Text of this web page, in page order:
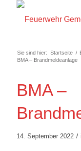
Sie sind hier: Startseite /
BMA – Brandmeldeanlage
BMA –
14. September 2022 /